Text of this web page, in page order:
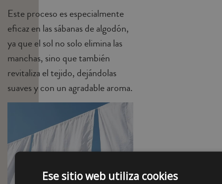
Este proceso es especialmente
eficaz en las sábanas de algodón,
ya que el sol no solo elimina las
manchas, sino que también
revitaliza el tejido, dejándolas
suaves y con un agradable aroma.
Ese sitio web utiliza cookies